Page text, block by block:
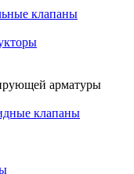
клапаны
арматуры
клапаны